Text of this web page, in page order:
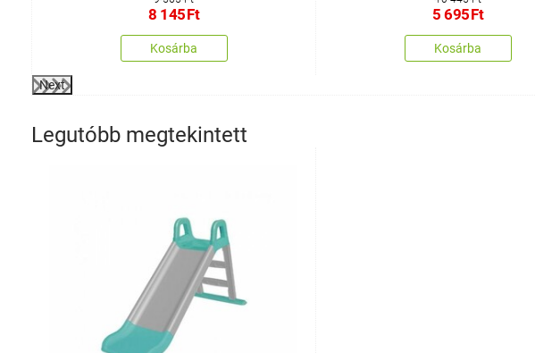
8 145Ft
Kosárba
5 695Ft
Kosárba
Next
Legutóbb megtekintett